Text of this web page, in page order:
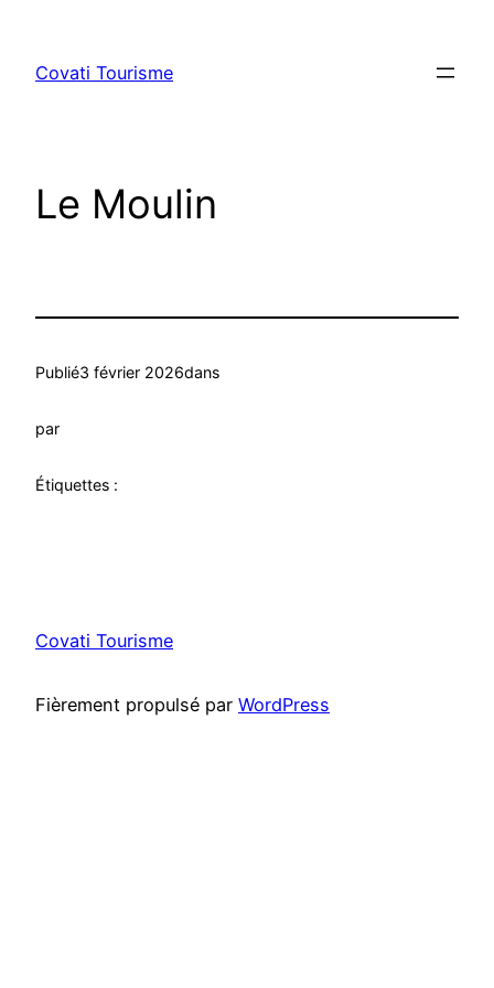
contenu
Covati Tourisme
Le Moulin
Publié3 février 2026dans
par
Étiquettes :
Covati Tourisme
Fièrement propulsé par WordPress